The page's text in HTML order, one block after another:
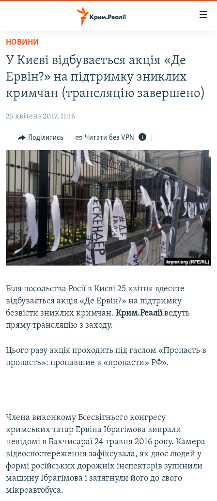
Перейти
основного
матеріалу
Перейти
до
основної
Перейти
до
пошуку
ВІДЕО ТА ФОТО
БЛОГИ
ПОГЛЯД
ІНТЕРВ'Ю
ВСЕ ЗА ДЕНЬ
СПЕЦПРОЕКТИ
ДЕПОРТАЦІЯ
ВІДЕОУРОКИ «ELIFBE»
СВІДЧЕННЯ ОКУПАЦІЇ
УКРАЇНСЬКА ПРОБЛЕМА КРИМУ
ЯК ОБІЙТИ БЛОКУВАННЯ
Русский
Qırımtatar
Усі сайти RFE/RL
НОВИНИ
У Києві відбувається акція «Де
Ервін?» на підтримку зниклих
кримчан (трансляцію завершено)
25 квітень 2017, 11:16
Поділитись Читати без VPN
Біля посольства Росії в Києві 25 квітня вдесяте
відбувається акція «Де Ервін?» на підтримку
безвісти зниклих кримчан. Крим.Реаліїведуть
пряму трансляцію з заходу.
Цього разу акція проходить під гаслом «Пропасть в
пропасть»: пропавшие в «пропасти» РФ».
Члена виконкому Всесвітнього конгресу
кримських татар Ервіна Ібрагімова викрали
невідомі в Бахчисараї 24 травня 2016 року. Камера
відеоспостереження зафіксувала, як двоє людей у
формі російських дорожніх інспекторів зупинили
машину Ібрагімова і затягнули його до свого
мікроавтобуса.